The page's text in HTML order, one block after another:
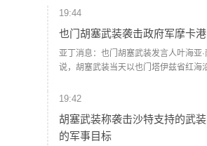
19:44
也门胡塞武装袭击政府军摩卡港
亚丁消息：也门胡塞武装发言人叶海亚
说，胡塞武装当天以也门塔伊兹省红海
大规模攻击。 据也门政府媒体9日援引
空部队在摩卡上空拦截了胡塞武装的无
传的视频画面显示，遭袭现场浓烟滚滚
19:42
胡塞武装称袭击沙特支持的武
的军事目标